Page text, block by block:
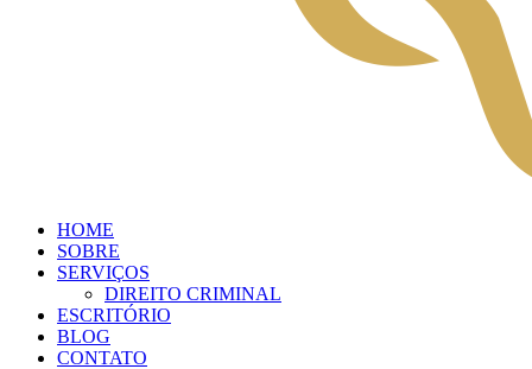
HOME
SOBRE
SERVIÇOS
DIREITO CRIMINAL
ESCRITÓRIO
BLOG
CONTATO